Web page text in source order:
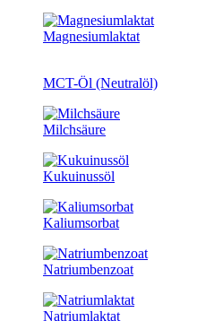
Magnesiumlaktat
MCT-Öl (Neutralöl)
Milchsäure
Kukuinussöl
Kaliumsorbat
Natriumbenzoat
Natriumlaktat